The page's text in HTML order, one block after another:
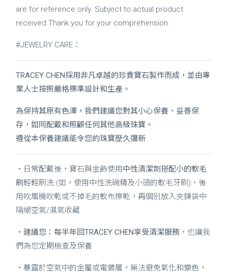
are for reference only. Subject to actual product
received.Thank you for your comprehension.
#JEWELRY CARE：
TRACEY CHEN採用非凡卓越的珍貴寶石製作而成，並由專
業人士按照嚴格標準設計和生產。
為保持其原有色澤，我們建議您對其小心保養、妥善保
存，如同配戴和照顧任何其他高級珠寶。
遵從本保養建議能令您的珠寶歷久彌新
・日常配戴後，寶石與金飾使用中性清潔劑搭配小的軟毛
刷 輕輕刷洗 (如，使用中性洗碗精及小頭的軟毛牙刷)，後
用吹風機吹乾或不掉毛的軟布擦乾，再個別放入夾鍊袋中
隔絕空氣/濕氣收藏
・ 建議您：每半年回TRACEY CHEN享受清潔服務 ，也讓我
們為您定期檢查及保養
・暴露於空氣中的金屬或電鍍層，無法避免氧化和變色，